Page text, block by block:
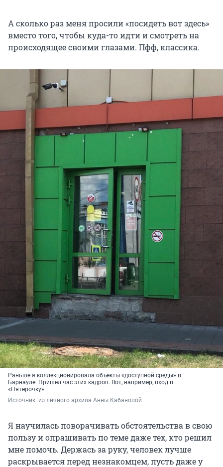
А сколько раз меня просили «посидеть вот здесь»
вместо того, чтобы куда-то идти и смотреть на
происходящее своими глазами. Пфф, классика.
Раньше я коллекционировала объекты «доступной среды» в
Барнауле. Пришел час этих кадров. Вот, например, вход в
«Пятерочку»
Источник: из личного архива Анны Кабановой
Я научилась поворачивать обстоятельства в свою
пользу и опрашивать по теме даже тех, кто решил
мне помочь. Держась за руку, человек лучше
раскрывается перед незнакомцем, пусть даже у